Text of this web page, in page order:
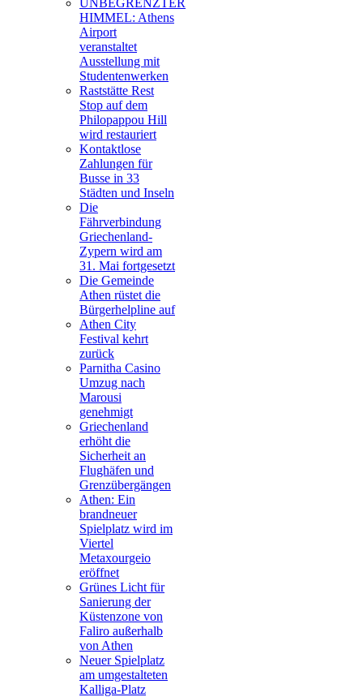
UNBEGRENZTER
HIMMEL: Athens
Airport
veranstaltet
Ausstellung mit
Studentenwerken
Raststätte Rest
Stop auf dem
Philopappou Hill
wird restauriert
Kontaktlose
Zahlungen für
Busse in 33
Städten und Inseln
Die
Fährverbindung
Griechenland-
Zypern wird am
31. Mai fortgesetzt
Die Gemeinde
Athen rüstet die
Bürgerhelpline auf
Athen City
Festival kehrt
zurück
Parnitha Casino
Umzug nach
Marousi
genehmigt
Griechenland
erhöht die
Sicherheit an
Flughäfen und
Grenzübergängen
Athen: Ein
brandneuer
Spielplatz wird im
Viertel
Metaxourgeio
eröffnet
Grünes Licht für
Sanierung der
Küstenzone von
Faliro außerhalb
von Athen
Neuer Spielplatz
am umgestalteten
Kalliga-Platz